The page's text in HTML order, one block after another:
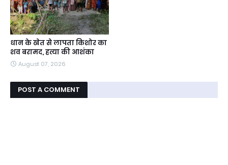
धान के खेत से लापता किशोर का
शव बरामद, हत्या की आशंका
August 07, 2026
POST A COMMENT